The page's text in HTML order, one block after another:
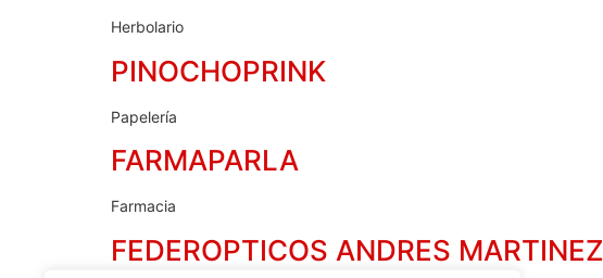
Herbolario
PINOCHOPRINK
Papelería
FARMAPARLA
Farmacia
FEDEROPTICOS ANDRES MARTINEZ